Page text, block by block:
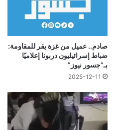
صادم.. عميل من غزة يقر للمقاومة:
ضباط إسرائيليون دربونا إعلاميًا
بـ”جسور نيوز”
2025-12-11